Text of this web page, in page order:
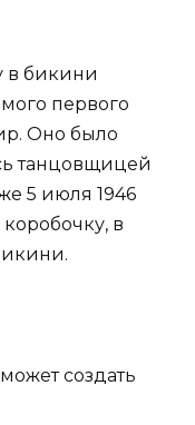
в бикини
первого
Оно было
танцовщицей
5 июля 1946
в
создать